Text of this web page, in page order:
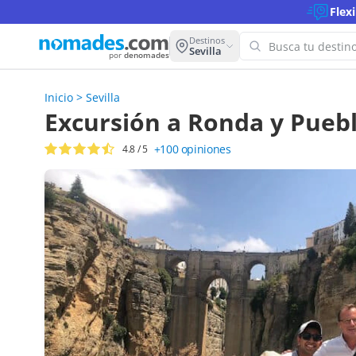
por denomades
Destinos
Sevilla
para
Inicio > Sevilla
Excursión a Ronda y
4.8/ 5 +100 opiniones